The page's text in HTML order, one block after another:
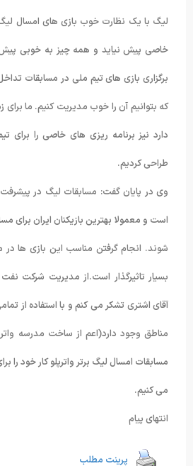
لیگ با یک نظارت خوب بازی های امسال لیگ
خاصی پیش نیاید و همه چیز به خوبی پیش
برگزاری بازی های تیم ملی در مسابقات
که بتوانیم آن را خوب مدیریت کنیم. ما برای
دارد نیز برنامه ریزی های خاصی را برای
طراحی کردیم.
وی در پایان گفت: مسابقات لیگ در پیشرفت
است و معمولا بهترین بازیکنان ایران برای
شوند. انجام گرفتن مناسب این بازی ها در
بسیار تاثیرگذار است.از مدیریت شرکت
آقای اشتری تشکر می کنم و با استفاده از
مناطق وجود دارد(اعم از ساخت مدرسه
مسابقات امسال لیگ برتر واترپلو کار خود را
می کنیم.
انتهای پیام
پرینت مطلب